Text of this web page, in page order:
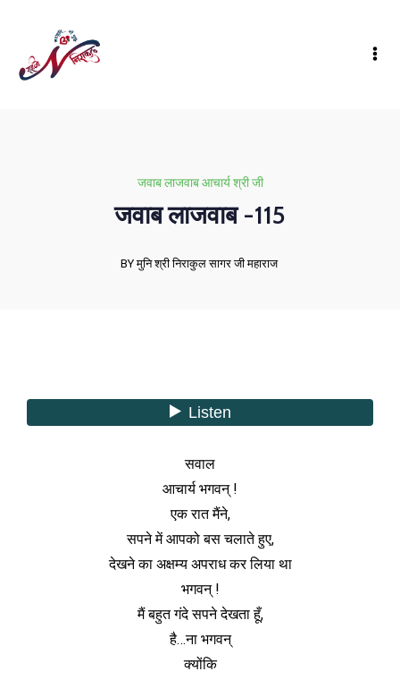
जवाब लाजवाब आचार्य श्री जी
जवाब लाजवाब -115
BY मुनि श्री निराकुल सागर जी महाराज
सवाल
आचार्य भगवन् !
एक रात मैंने,
सपने में आपको बस चलाते हुए,
देखने का अक्षम्य अपराध कर लिया था
भगवन् !
मैं बहुत गंदे सपने देखता हूँ,
है…ना भगवन्
क्योंकि